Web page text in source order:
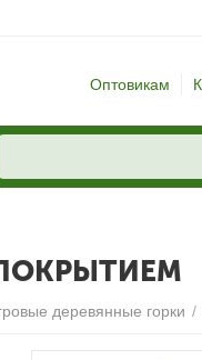
Оптовикам
деревянные горки /